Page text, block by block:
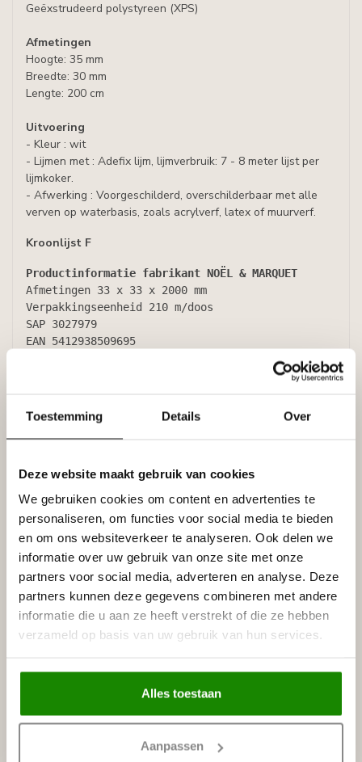
Toestemming Details Over
Deze website maakt gebruik van cookies
We gebruiken cookies om content en advertenties te
personaliseren, om functies voor social media te bieden
en om ons websiteverkeer te analyseren. Ook delen we
informatie over uw gebruik van onze site met onze
partners voor social media, adverteren en analyse. Deze
partners kunnen deze gegevens combineren met andere
informatie die u aan ze heeft verstrekt of die ze hebben
verzameld op basis van uw gebruik van hun services.
Alles toestaan
Aanpassen
Geëxstrudeerd polystyreen (XPS)
Afmetingen
Hoogte: 35 mm
Breedte: 30 mm
Lengte: 200 cm
Uitvoering
- Kleur : wit
- Lijmen met : Adefix lijm, lijmverbruik: 7 - 8 meter lijst per
lijmkoker.
- Afwerking : Voorgeschilderd, overschilderbaar met alle
verven op waterbasis, zoals acrylverf, latex of muurverf.
Kroonlijst F
Productinformatie fabrikant NOËL & MARQUET
Afmetingen 33 x 33 x 2000 mm
Verpakkingseenheid 210 m/doos
SAP 3027979
EAN 5412938509695
Specificaties
Tags
Gerelateerde producten
NMC Adefix lijmkoker 310 ml
Op voorraad
€8,95
HOMESTAR
en Verstekbak (ZAAG + €30,00
Recent bekeken